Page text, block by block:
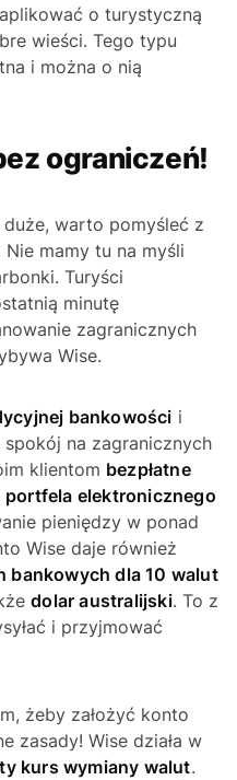
o turystyczną
wieści. Tego typu
i można o nią
ograniczeń!
duże, warto pomyśleć z
mamy tu na myśli
Turyści
minutę
zagranicznych
Wise.
bankowości i
na zagranicznych
klientom bezpłatne
portfela elektronicznego
pieniędzy w ponad
Wise daje również
bankowych dla 10 walut
dolar australijski. To z
i przyjmować
żeby założyć konto
zasady! Wise działa w
kurs wymiany walut.